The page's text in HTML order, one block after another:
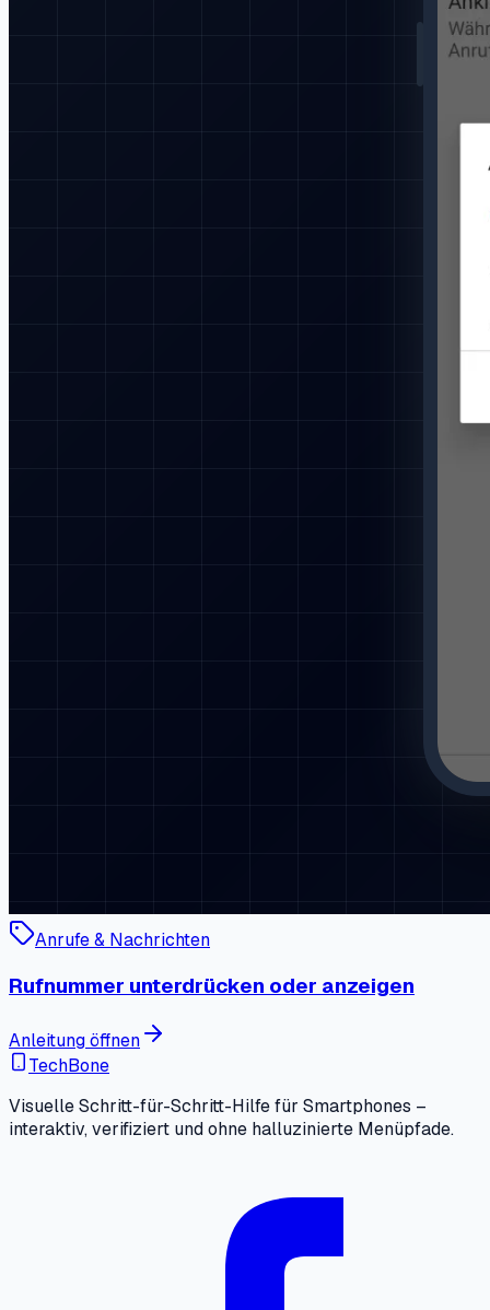
Anrufe & Nachrichten
Rufnummer unterdrücken oder anzeigen
Anleitung öffnen
TechBone
Visuelle Schritt-für-Schritt-Hilfe für Smartphones –
interaktiv, verifiziert und ohne halluzinierte Menüpfade.